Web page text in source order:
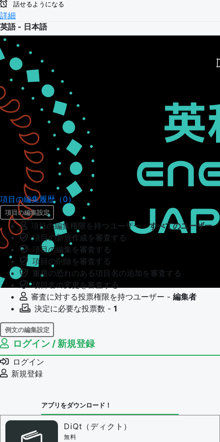
話せるようになる
詳細
英語 - 日本語
項目の編集履歴（0）
項目の編集設定
項目の編集権限を持つユーザー -すべてのユーザー
項目の新規作成を審査する
項目の編集を審査する
項目の削除を審査する
重複の恐れのある項目名の追加を審査する
項目名の変更を審査する
審査に対する投票権限を持つユーザー - 編集者
決定に必要な投票数 - 1
例文の編集設定
例文の編集権限を持つユーザー -
例文の編集を審査する
例文の削除を審査する
審査に対する投票権限を持つユーザー -
問題の編集権限を持つユーザー -
審査に対する投票権限を持つユーザー -
ログイン / 新規登録
ログイン
新規登録
アプリをダウンロード！
DiQt（ディクト）
無料